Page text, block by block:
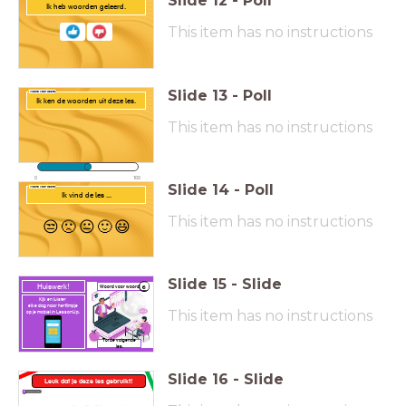
Ik heb woorden geleerd.
This item has no instructions
Ik ken de woorden uit deze les.
Woord voor woord
0 100
Slide 13 - Poll
This item has no instructions
Ik vind de les ...
Woord voor woord
😒🙁😐 🙂😃
Slide 14 - Poll
This item has no instructions
Huiswerk!
Kijk en luister
elke dag naar het filmpje
op je mobiel in LessonUp.
Woord voor woord 6
Tot de volgende
les.
Slide 15 - Slide
This item has no instructions
Erkenning
Leuk dat je deze les gebruikt! Slide 16 - Slide